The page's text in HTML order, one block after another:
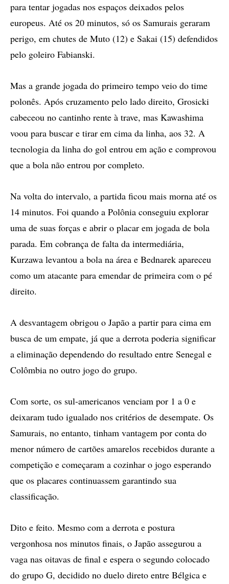
para tentar jogadas nos espaços deixados pelos
europeus. Até os 20 minutos, só os Samurais geraram
perigo, em chutes de Muto (12) e Sakai (15) defendidos
pelo goleiro Fabianski.
Mas a grande jogada do primeiro tempo veio do time
polonês. Após cruzamento pelo lado direito, Grosicki
cabeceou no cantinho rente à trave, mas Kawashima
voou para buscar e tirar em cima da linha, aos 32. A
tecnologia da linha do gol entrou em ação e comprovou
que a bola não entrou por completo.
Na volta do intervalo, a partida ficou mais morna até os
14 minutos. Foi quando a Polônia conseguiu explorar
uma de suas forças e abrir o placar em jogada de bola
parada. Em cobrança de falta da intermediária,
Kurzawa levantou a bola na área e Bednarek apareceu
como um atacante para emendar de primeira com o pé
direito.
A desvantagem obrigou o Japão a partir para cima em
busca de um empate, já que a derrota poderia significar
a eliminação dependendo do resultado entre Senegal e
Colômbia no outro jogo do grupo.
Com sorte, os sul-americanos venciam por 1 a 0 e
deixaram tudo igualado nos critérios de desempate. Os
Samurais, no entanto, tinham vantagem por conta do
menor número de cartões amarelos recebidos durante a
competição e começaram a cozinhar o jogo esperando
que os placares continuassem garantindo sua
classificação.
Dito e feito. Mesmo com a derrota e postura
vergonhosa nos minutos finais, o Japão assegurou a
vaga nas oitavas de final e espera o segundo colocado
do grupo G, decidido no duelo direto entre Bélgica e